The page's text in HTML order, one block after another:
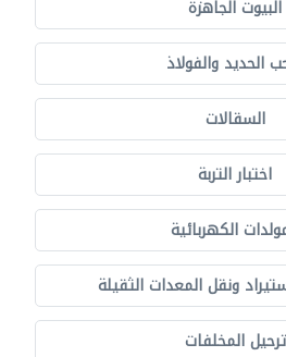
البيوت الجاهزة
الحديد والفولاذ
السقالات
اختبار التربة
الكهربائية
ونقل المعدات الثقيلة
ترحيل المخلفات